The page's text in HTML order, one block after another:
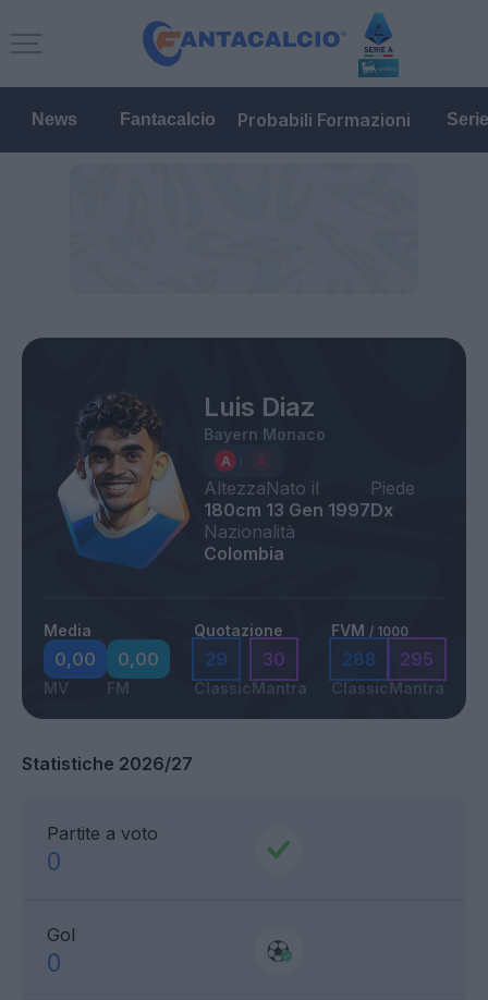
News Fantacalcio Probabili Formazioni
Luis Diaz
Bayern Monaco
Altezza
180cm
Nato il
13 Gen 1997
Piede
Dx
Nazionalità
Colombia
Media
0,00
MV
0,00
FM
Quotazione
29
Classic
30
Mantra
FVM / 1000
288
Classic
295
Mantra
Statistiche 2026/27
Partite a voto
0
Gol
0